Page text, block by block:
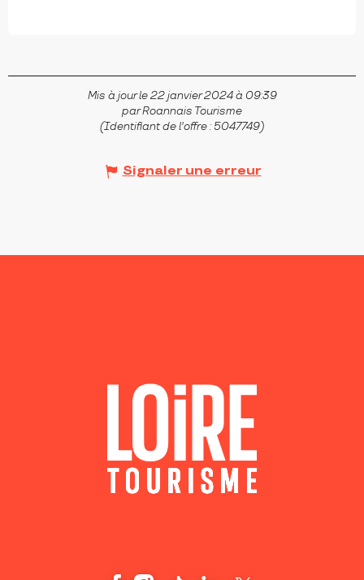
Mis à jour le 22 janvier 2024 à 09:39
par Roannais Tourisme
(Identifiant de l'offre : 5047749)
Signaler une erreur